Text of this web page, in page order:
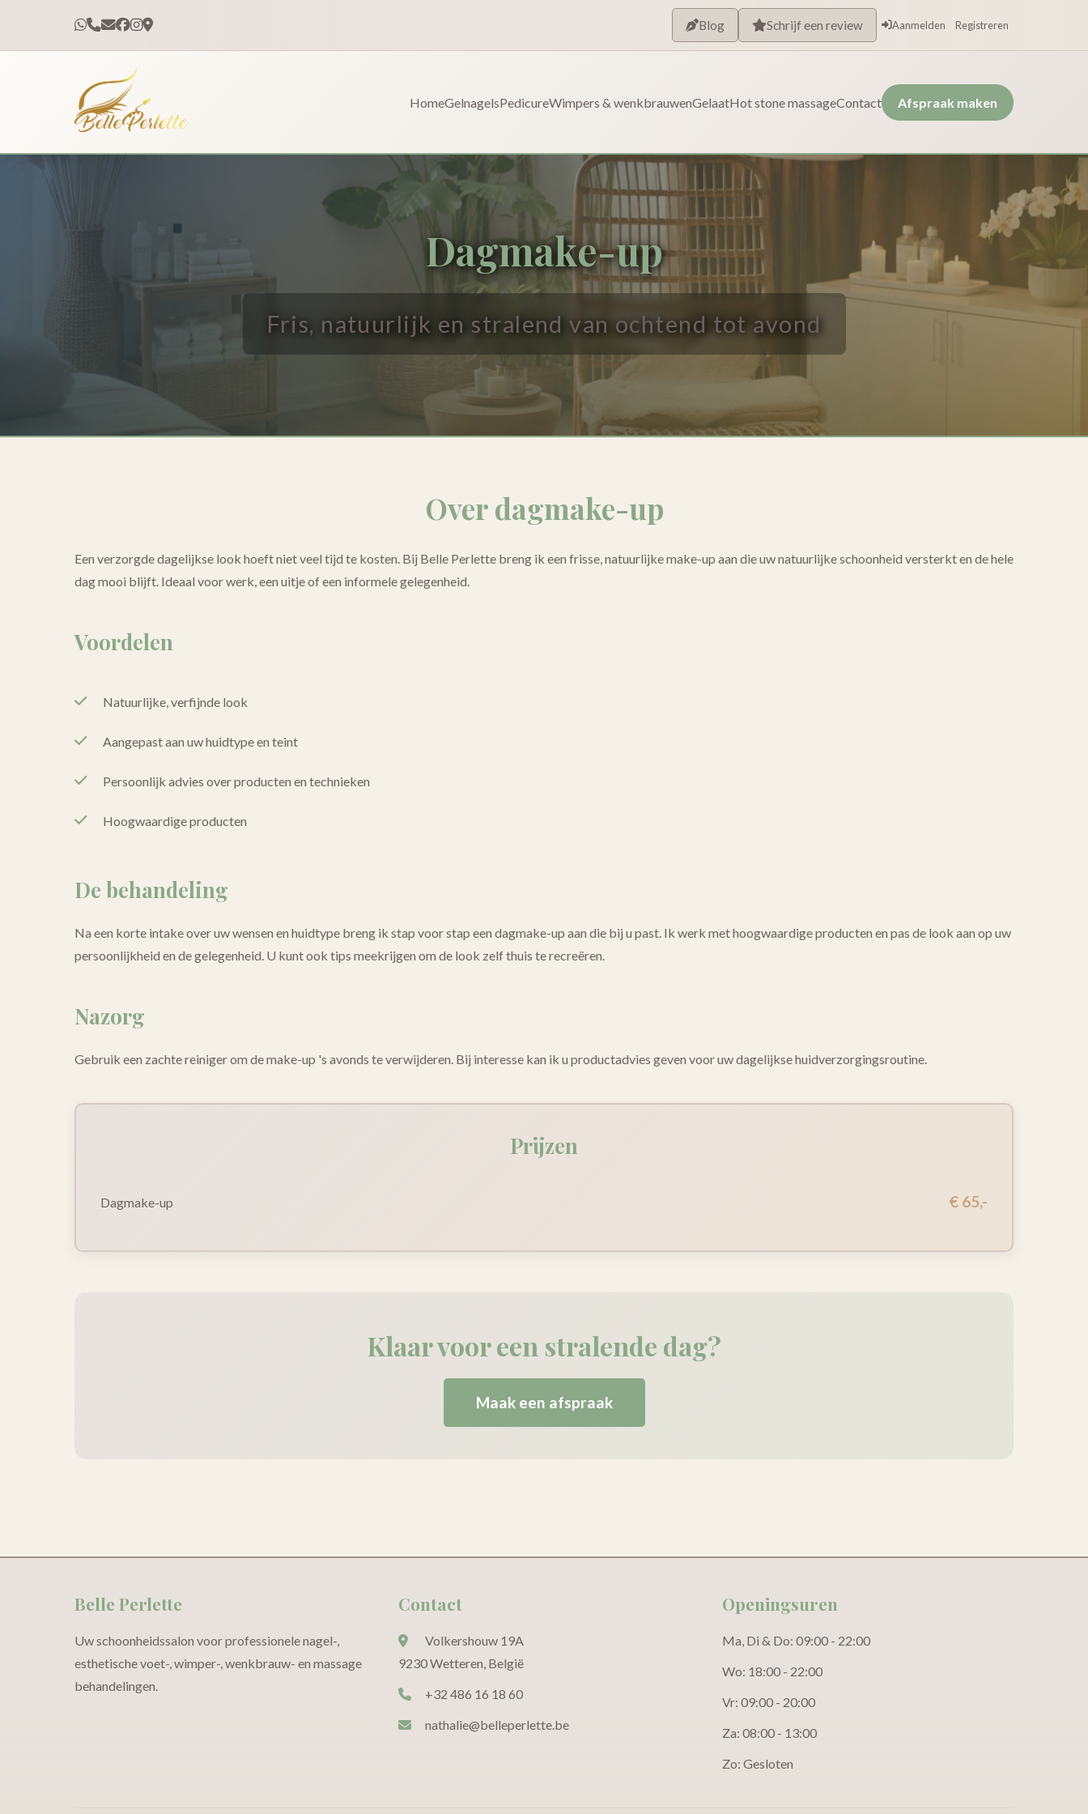
Blog Schrijf een review Aanmelden Registreren
HomeGelnagelsPedicureWimpers & wenkbrauwenGelaatHot stone massageContact Afspraak maken
Dagmake-up
Fris, natuurlijk en stralend van ochtend tot avond
Over dagmake-up
Een verzorgde dagelijkse look hoeft niet veel tijd te kosten. Bij Belle Perlette breng ik een frisse, natuurlijke make-up aan die uw natuurlijke schoonheid versterkt en de hele
dag mooi blijft. Ideaal voor werk, een uitje of een informele gelegenheid.
Voordelen
Natuurlijke, verfijnde look
Aangepast aan uw huidtype en teint
Persoonlijk advies over producten en technieken
Hoogwaardige producten
De behandeling
Na een korte intake over uw wensen en huidtype breng ik stap voor stap een dagmake-up aan die bij u past. Ik werk met hoogwaardige producten en pas de look aan op uw
persoonlijkheid en de gelegenheid. U kunt ook tips meekrijgen om de look zelf thuis te recreëren.
Nazorg
Gebruik een zachte reiniger om de make-up 's avonds te verwijderen. Bij interesse kan ik u productadvies geven voor uw dagelijkse huidverzorgingsroutine.
Prijzen
Dagmake-up € 65,-
Klaar voor een stralende dag?
Maak een afspraak
Belle Perlette
Uw schoonheidssalon voor professionele nagel-,
esthetische voet-, wimper-, wenkbrauw- en massage
behandelingen.
Contact
Volkershouw 19A
9230 Wetteren, België
+32 486 16 18 60
nathalie@belleperlette.be
Openingsuren
Ma, Di & Do: 09:00 - 22:00
Wo: 18:00 - 22:00
Vr: 09:00 - 20:00
Za: 08:00 - 13:00
Zo: Gesloten